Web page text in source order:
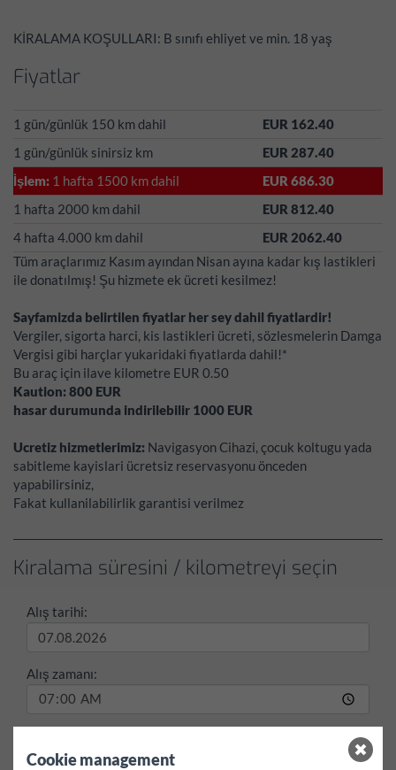
KİRALAMA KOŞULLARI: B sınıfı ehliyet ve min. 18 yaş
Fiyatlar
1 gün/günlük 150 km dahil
EUR 162.40
1 gün/günlük sinirsiz km
EUR 287.40
İşlem: 1 hafta 1500 km dahil
EUR 686.30
1 hafta 2000 km dahil
EUR 812.40
4 hafta 4.000 km dahil
EUR 2062.40
Tüm araçlarımız Kasım ayından Nisan ayına kadar kış lastikleri
ile donatılmış! Şu hizmete ek ücreti kesilmez!
Sayfamizda belirtilen fiyatlar her sey dahil fiyatlardir!
Vergiler, sigorta harci, kis lastikleri ücreti, sözlesmelerin Damga
Vergisi gibi harçlar yukaridaki fiyatlarda dahil!*
Bu araç için ilave kilometre EUR 0.50
Kaution:800 EUR
hasar durumunda indirilebilir 1000 EUR
Ucretiz hizmetlerimiz: Navigasyon Cihazi, çocuk koltugu yada
sabitleme kayislari ücretsiz reservasyonu önceden
yapabilirsiniz,
Fakat kullanilabilirlik garantisi verilmez
Kiralama süresini / kilometreyi seçin
Alış tarihi:
Alış zamanı:
Cookie management